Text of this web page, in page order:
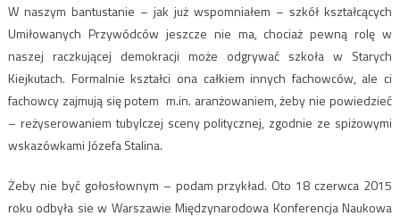
W naszym bantustanie – jak już wspomniałem – szkół kształcących
Umiłowanych Przywódców jeszcze nie ma, chociaż pewną rolę w
naszej raczkującej demokracji może odgrywać szkoła w Starych
Kiejkutach. Formalnie kształci ona całkiem innych fachowców, ale ci
fachowcy zajmują się potem m.in. aranżowaniem, żeby nie powiedzieć
– reżyserowaniem tubylczej sceny politycznej, zgodnie ze spiżowymi
wskazówkami Józefa Stalina.
Żeby nie być gołosłownym – podam przykład. Oto 18 czerwca 2015
roku odbyła sie w Warszawie Międzynarodowa Konferencja Naukowa